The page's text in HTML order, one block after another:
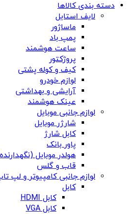
دسته بندی کالاها
لایف استایل
ماساژور
پمپ باد
ساعت هوشمند
پروژکتور
کیف و کوله پشتی
لوازم خودرو
آرایشی و بهداشتی
عینک هوشمند
لوازم جانبی موبایل
شارژر موبایل
کابل شارژ
پاور بانک
هولدر موبایل
قاب و گلس
لوازم جانبی کامپیوتر و لپ
کابل
کابل HDMI
کابل VGA